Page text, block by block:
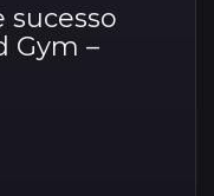
sucesso
Gym –